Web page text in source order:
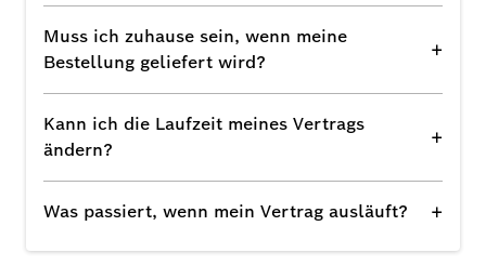
Muss ich zuhause sein, wenn meine
Bestellung geliefert wird?
+
Kann ich die Laufzeit meines Vertrags
ändern?
+
Was passiert, wenn mein Vertrag ausläuft? +